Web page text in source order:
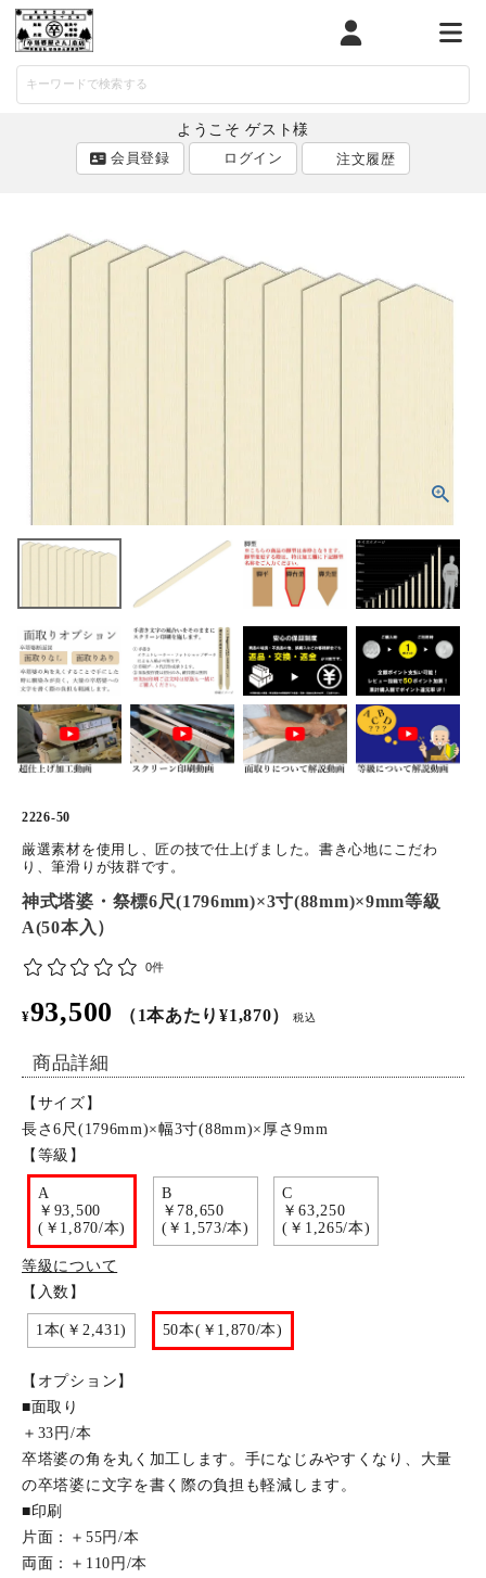
マイページカート メニ
ようこそ ゲスト様
会員登録
ログイン 注文履歴
会員メニュー
ご利用ガイド
よみもの
ご購入履歴・再注文
プライバシーポリシー
特定商取引法について
お問い合わせ
2226-50
厳選素材を使用し、匠の技で仕上げました。書き心地にこだわ
り、筆滑りが抜群です。
神式塔婆・祭標6尺(1796mm)×3寸(88mm)×9mm等級
A(50本入）
0件
¥93,500 （1本あたり¥1,870） 税込
商品詳細
【サイズ】
長さ6尺(1796mm)×幅3寸(88mm)×厚さ9mm
【等級】
A
￥93,500
(￥1,870/本)
B
￥78,650
(￥1,573/本)
C
￥63,250
(￥1,265/本)
等級について
【入数】
1本(￥2,431) 50本(￥1,870/本)
【オプション】
■面取り
＋33円/本
卒塔婆の角を丸く加工します。手になじみやすくなり、大量
の卒塔婆に文字を書く際の負担も軽減します。
■印刷
片面：＋55円/本
両面：＋110円/本